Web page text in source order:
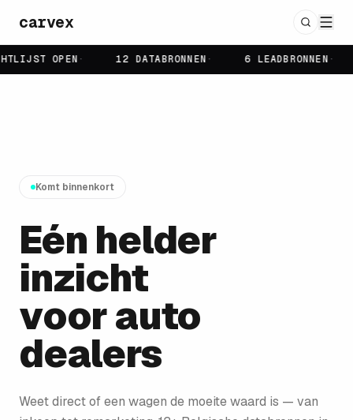
carvex
OPEN· 12 DATABRONNEN· 6 LEADBRONNEN·
Komt binnenkort
Eén helder
inzicht
voor auto
dealers
Weet direct of een wagen de moeite waard is — van